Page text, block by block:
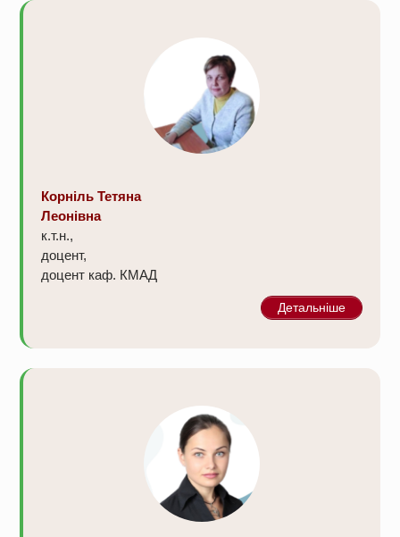
Корніль Тетяна
Леонівна
к.т.н.,
доцент,
доцент каф. КМАД
Детальніше